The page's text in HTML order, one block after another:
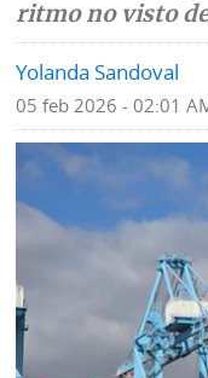
Deportes
Tecnología
Ponle
Firma
Fe
SERVICIOS
ritmo no visto
Yolanda Sandoval
05 feb 2026 - 02:01